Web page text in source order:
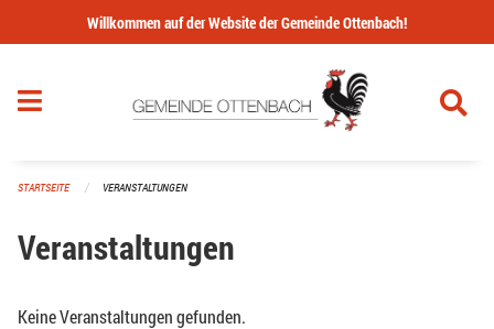
Navigation überspringen
Willkommen auf der Website der Gemeinde Ottenbach!
STARTSEITE VERANSTALTUNGEN
Veranstaltungen
Keine Veranstaltungen gefunden.